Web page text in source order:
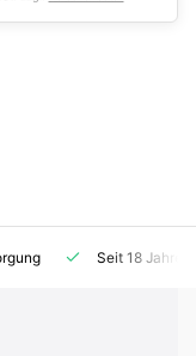
Seit 18